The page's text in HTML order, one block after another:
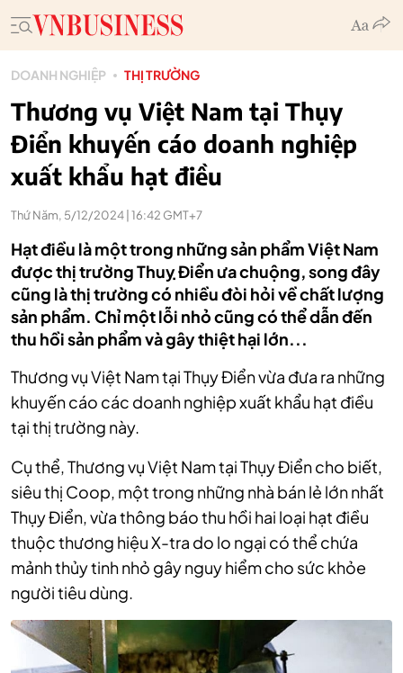
DOANH NGHIỆP THỊ TRƯỜNG
Thương vụ Việt Nam tại Thụy
Điển khuyến cáo doanh nghiệp
xuất khẩu hạt điều
Thứ Năm, 5/12/2024 | 16:42 GMT+7
Hạt điều là một trong những sản phẩm Việt Nam
được thị trường Thuỵ Điển ưa chuộng, song đây
cũng là thị trường có nhiều đòi hỏi về chất lượng
sản phẩm. Chỉ một lỗi nhỏ cũng có thể dẫn đến
thu hồi sản phẩm và gây thiệt hại lớn...
Thương vụ Việt Nam tại Thụy Điển vừa đưa ra những
khuyến cáo các doanh nghiệp xuất khẩu hạt điều
tại thị trường này.
Cụ thể, Thương vụ Việt Nam tại Thụy Điển cho biết,
siêu thị Coop, một trong những nhà bán lẻ lớn nhất
Thụy Điển, vừa thông báo thu hồi hai loại hạt điều
thuộc thương hiệu X-tra do lo ngại có thể chứa
mảnh thủy tinh nhỏ gây nguy hiểm cho sức khỏe
người tiêu dùng.